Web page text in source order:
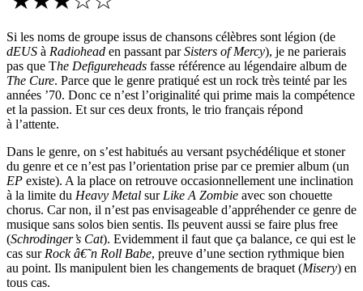
Si les noms de groupe issus de chansons célèbres sont légion (de
dEUS à Radiohead en passant parSisters of Mercy), je ne parierais
pas que The Defigureheads fasse référence au légendaire album de
The Cure. Parce que le genre pratiqué est un rock très teinté par les
années ’70. Donc ce n’est l’originalité qui prime mais la compétence
et la passion. Et sur ces deux fronts, le trio français répond
à l’attente.
Dans le genre, on s’est habitués au versant psychédélique et stoner
du genre et ce n’est pas l’orientation prise par ce premier album (un
EP existe). A la place on retrouve occasionnellement une inclination
à la limite du Heavy Metal sur Like A Zombie avec son chouette
chorus. Car non, il n’est pas envisageable d’appréhender ce genre de
musique sans solos bien sentis. Ils peuvent aussi se faire plus free
(Schrodinger’s Cat). Evidemment il faut que ça balance, ce qui est le
cas sur Rock â€˜n Roll Babe, preuve d’une section rythmique bien
au point. Ils manipulent bien les changements de braquet (Misery) en
tous cas.